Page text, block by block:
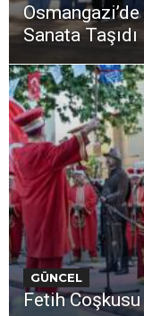
Sanata Taşıdı
GÜNCEL
Fetih Coşkusu